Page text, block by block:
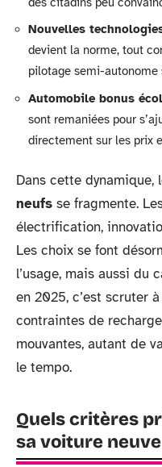
Nouvelles
devient la norme, tout
pilotage semi-autonome
Automobile bonus
sont remaniées pour
directement sur les prix
Dans cette dynamique,
neufs se fragmente.
électrification,
Les choix se font
l’usage, mais aussi du
en 2025, c’est scruter
contraintes de
mouvantes, autant de
le tempo.
Quels critères
sa voiture